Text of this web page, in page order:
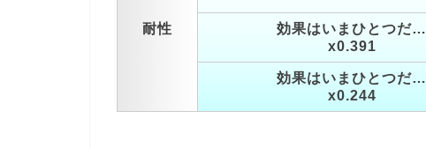
耐性
効果はいまひとつだ…
x0.391
効果はいまひとつだ…
x0.244